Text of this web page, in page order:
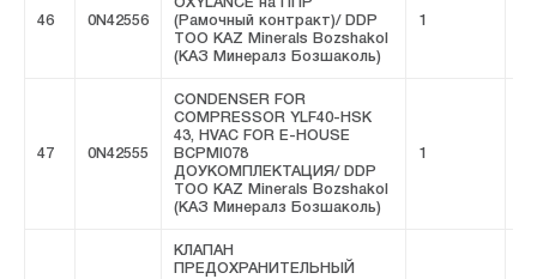
46 0N42556
OXYLANCE на ППР
(Рамочный контракт)/ DDP
ТОО KAZ Minerals Bozshakol
(КАЗ Минералз Бозшаколь)
1
47 0N42555
CONDENSER FOR
COMPRESSOR YLF40-HSK
43, HVAC FOR E-HOUSE
BCPMI078
ДОУКОМПЛЕКТАЦИЯ/ DDP
ТОО KAZ Minerals Bozshakol
(КАЗ Минералз Бозшаколь)
1
КЛАПАН
ПРЕДОХРАНИТЕЛЬНЫЙ